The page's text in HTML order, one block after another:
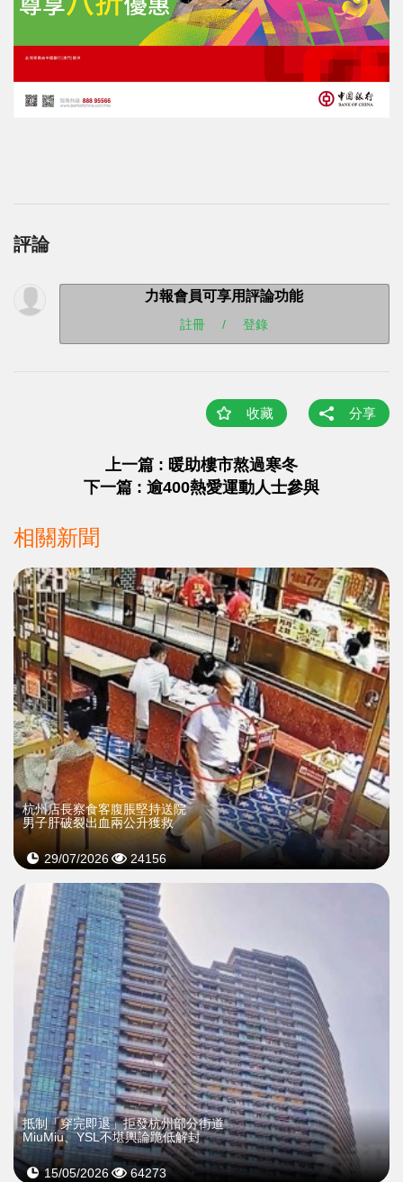
評論
力報會員可享用評論功能
註冊 / 登錄
收藏 分享
上一篇 : 暖助樓市熬過寒冬
下一篇 : 逾400熱愛運動人士參與
相關新聞
杭州店長察食客腹脹堅持送院
男子肝破裂出血兩公升獲救
29/07/2026 24156
抵制「穿完即退」拒發杭州部分街道
MiuMiu、YSL不堪輿論跪低解封
15/05/2026 64273